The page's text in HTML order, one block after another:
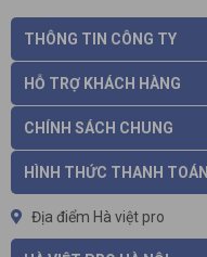
THÔNG TIN CÔNG TY
HỖ TRỢ KHÁCH HÀNG
CHÍNH SÁCH CHUNG
HÌNH THỨC THANH TOÁN
Địa điểm Hà việt pro